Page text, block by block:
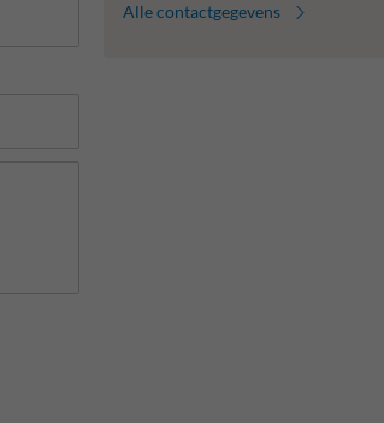
Alle contactgegevens